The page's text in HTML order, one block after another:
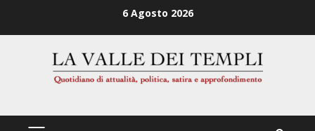
6 Agosto 2026